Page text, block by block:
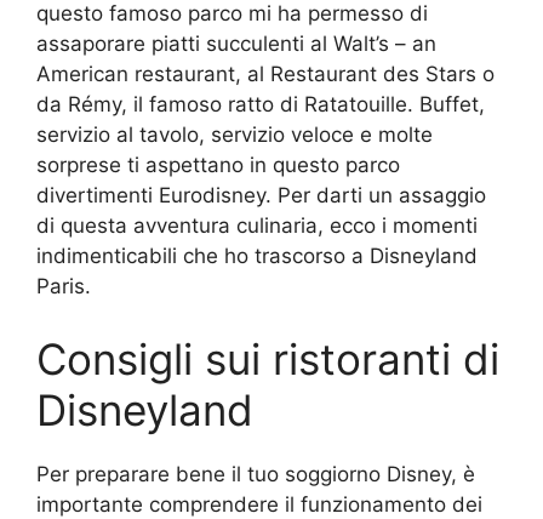
questo famoso parco mi ha permesso di
assaporare piatti succulenti al Walt’s – an
American restaurant, al Restaurant des Stars o
da Rémy, il famoso ratto di Ratatouille. Buffet,
servizio al tavolo, servizio veloce e molte
sorprese ti aspettano in questo parco
divertimenti Eurodisney. Per darti un assaggio
di questa avventura culinaria, ecco i momenti
indimenticabili che ho trascorso a Disneyland
Paris.
Consigli sui ristoranti di
Disneyland
Per preparare bene il tuo soggiorno Disney, è
importante comprendere il funzionamento dei